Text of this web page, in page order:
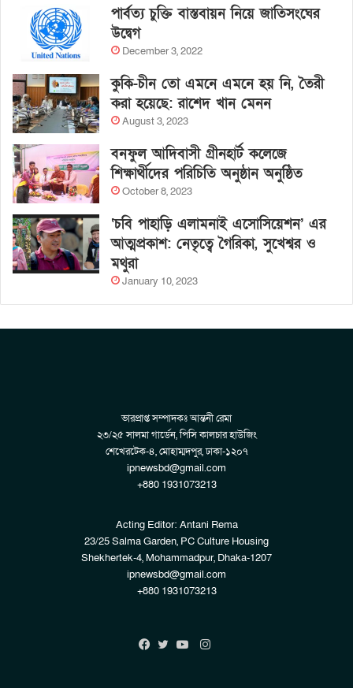
পার্বত্য চুক্তি বাস্তবায়ন নিয়ে জাতিসংঘের
উদ্বেগ
December 3, 2022
কুকি-চীন তো এমনে এমনে হয় নি, তৈরী
করা হয়েছে: রাশেদ খান মেনন
August 3, 2023
বনফুল আদিবাসী গ্রীনহার্ট কলেজে
শিক্ষার্থীদের পরিচিতি অনুষ্ঠান অনুষ্ঠিত
October 8, 2023
‘চবি পাহাড়ি এলামনাই এসোসিয়েশন’ এর
আত্মপ্রকাশ: নেতৃত্বে গৈরিকা, সুখেশ্বর ও
মথুরা
January 10, 2023
ভারপ্রাপ্ত সম্পাদকঃ আন্তনী রেমা
২৩/২৫ সালমা গার্ডেন, পিসি কালচার হাউজিং
শেখেরটেক-৪, মোহাম্মদপুর, ঢাকা-১২০৭
ipnewsbd@gmail.com
+880 1931073213
Acting Editor: Antani Rema
23/25 Salma Garden, PC Culture Housing
Shekhertek-4, Mohammadpur, Dhaka-1207
ipnewsbd@gmail.com
+880 1931073213
Instagram